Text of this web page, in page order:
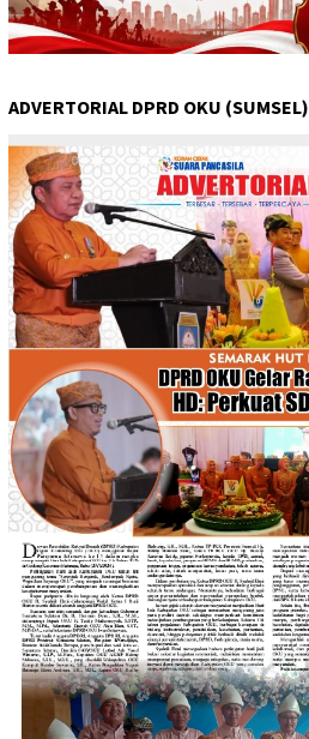
ADVERTORIAL DPRD OKU (SUMSEL)